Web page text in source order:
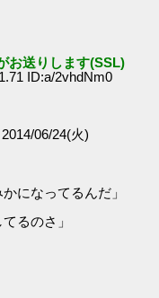
お送りします(SSL)
ID:a/2vhdNm0
06/24(火)
になってるんだ」
るのさ」